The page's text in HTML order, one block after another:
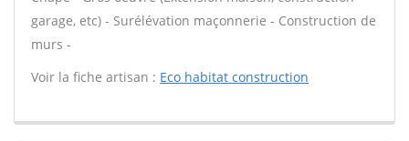
garage, etc) - Surélévation maçonnerie - Construction de
murs -
Voir la fiche artisan : Eco habitat construction